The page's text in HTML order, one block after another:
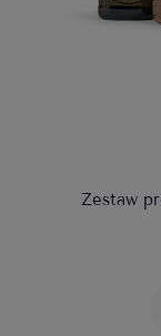
Zestaw